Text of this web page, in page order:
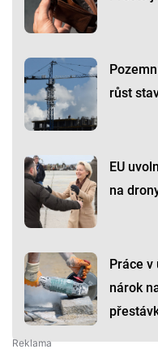
růst
EU
na
Práce v
nárok